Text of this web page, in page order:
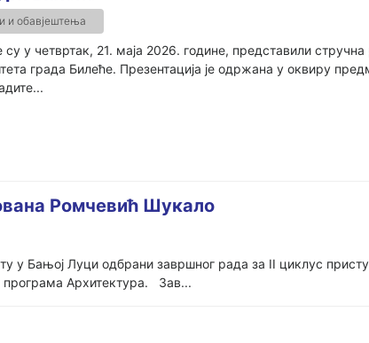
и обавјештења
су у четвртак, 21. маја 2026. године, представили
града Билеће. Презентација је одржана у оквиру
Ромчевић Шукало
у Бањој Луци одбрани завршног рада за II циклус
Архитектура. Зав...